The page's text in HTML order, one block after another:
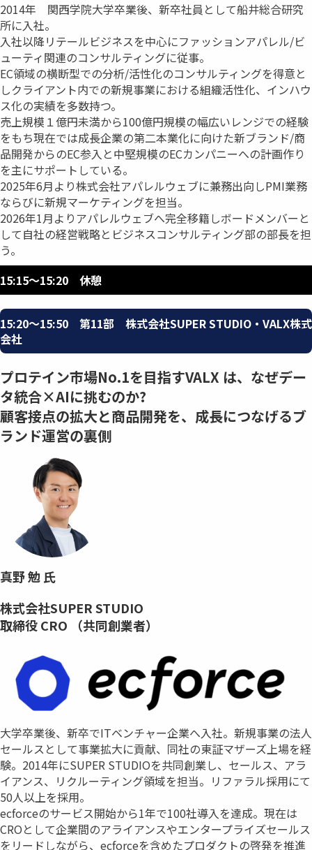
2014年 関西学院大学卒業後、新卒社員として船井総合研究
所に入社。
入社以降リテールビジネスを中心にファッションアパレル/ビ
ューティ関連のコンサルティングに従事。
EC領域の横断型での分析/活性化のコンサルティングを得意と
しクライアント内での新規事業における組織活性化、インハウ
ス化の実績を多数持つ。
売上規模１億円未満から100億円規模の幅広いレンジでの経験
をもち現在では成長企業の第二本業化に向けた新ブランド/商
品開発からのEC参入と中堅規模のECカンパニーへの計画作り
を主にサポートしている。
2025年6月より株式会社アパレルウェブに兼務出向しPMI業務
ならびに新規マーケティングを担当。
2026年1月よりアパレルウェブへ完全移籍しボードメンバーと
して自社の経営戦略とビジネスコンサルティング部の部長を担
う。
15:15〜15:20 休憩
15:20〜15:50 第11部 株式会社SUPER STUDIO・VALX株式
会社
プロテイン市場No.1を目指すVALX は、なぜデー
タ統合×AIに挑むのか?
顧客接点の拡大と商品開発を、成⾧につなげるブ
ランド運営の裏側
真野 勉 氏
株式会社SUPER STUDIO
取締役 CRO （共同創業者）
大学卒業後、新卒でITベンチャー企業へ入社。新規事業の法人
セールスとして事業拡大に貢献、同社の東証マザーズ上場を経
験。2014年にSUPER STUDIOを共同創業し、セールス、アラ
イアンス、リクルーティング領域を担当。リファラル採用にて
50人以上を採用。
ecforceのサービス開始から1年で100社導入を達成。現在は
CROとして企業間のアライアンスやエンタープライズセールス
をリードしながら、ecforceを含めたプロダクトの啓発を推進